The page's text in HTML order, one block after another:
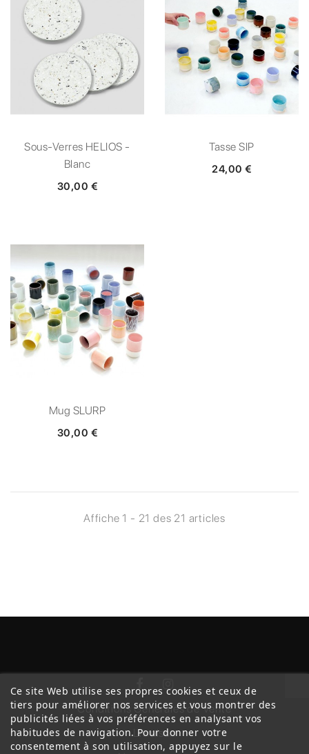
Sous-Verres HELIOS -
Blanc
30,00 €
Tasse SIP
24,00 €
Mug SLURP
30,00 €
Affiche 1 - 21 des 21 articles
Conditions Générales de Vente
Livraison
Ce site Web utilise ses propres cookies et ceux de
tiers pour améliorer nos services et vous montrer des
publicités liées à vos préférences en analysant vos
habitudes de navigation. Pour donner votre
consentement à son utilisation, appuyez sur le